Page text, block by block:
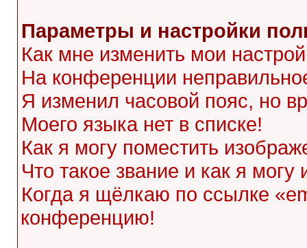
Параметры и настройки
Как мне изменить мои
На конференции
Я изменил часовой пояс, но
Моего языка нет в списке!
Как я могу поместить
Что такое звание и как я могу
Когда я щёлкаю по ссылке
конференцию!